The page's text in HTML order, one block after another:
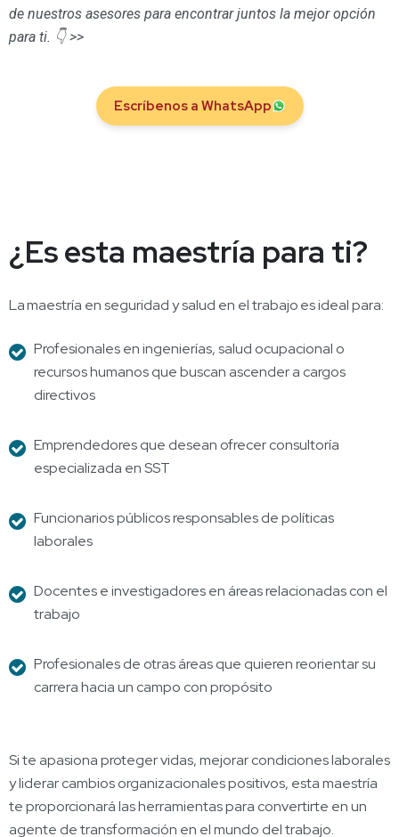
de nuestros asesores para encontrar juntos la mejor opción
para ti. 👇 >>
Escríbenos a WhatsApp
¿Es esta maestría para ti?
La maestría en seguridad y salud en el trabajo es ideal para:
Profesionales en ingenierías, salud ocupacional o
recursos humanos que buscan ascender a cargos
directivos
Emprendedores que desean ofrecer consultoría
especializada en SST
Funcionarios públicos responsables de políticas
laborales
Docentes e investigadores en áreas relacionadas con el
trabajo
Profesionales de otras áreas que quieren reorientar su
carrera hacia un campo con propósito
Si te apasiona proteger vidas, mejorar condiciones laborales
y liderar cambios organizacionales positivos, esta maestría
te proporcionará las herramientas para convertirte en un
agente de transformación en el mundo del trabajo.